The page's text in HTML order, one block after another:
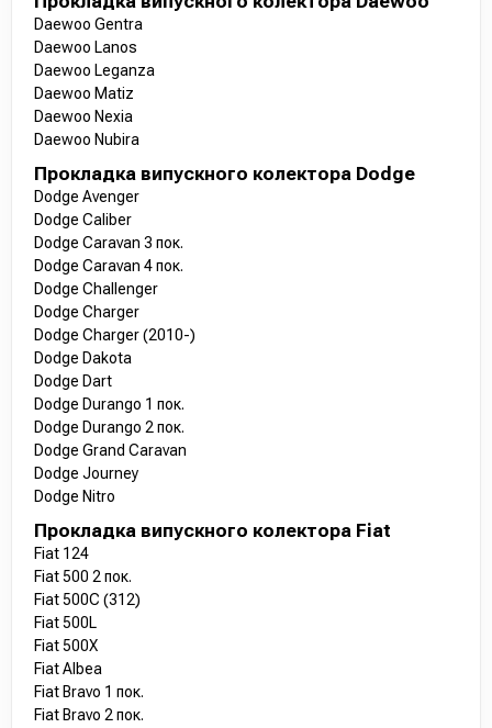
Daewoo Gentra
Daewoo Lanos
Daewoo Leganza
Daewoo Matiz
Daewoo Nexia
Daewoo Nubira
Прокладка випускного колектора Dodge
Dodge Avenger
Dodge Caliber
Dodge Caravan 3 пок.
Dodge Caravan 4 пок.
Dodge Challenger
Dodge Charger
Dodge Charger (2010-)
Dodge Dakota
Dodge Dart
Dodge Durango 1 пок.
Dodge Durango 2 пок.
Dodge Grand Caravan
Dodge Journey
Dodge Nitro
Прокладка випускного колектора Fiat
Fiat 124
Fiat 500 2 пок.
Fiat 500C (312)
Fiat 500L
Fiat 500X
Fiat Albea
Fiat Bravo 1 пок.
Fiat Bravo 2 пок.